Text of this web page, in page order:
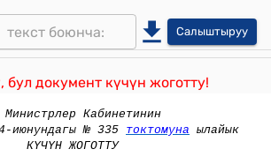
Салыштыруу
бул документ күчүн жоготту!